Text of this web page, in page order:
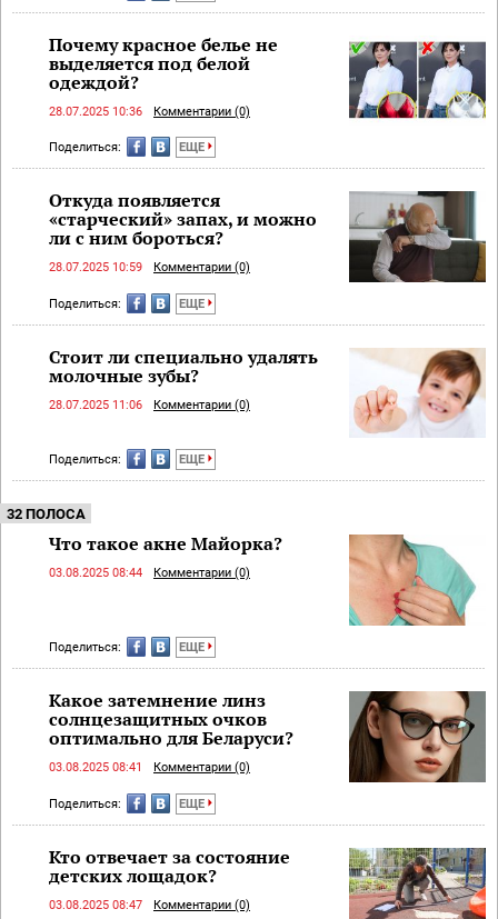
Почему красное белье не
выделяется под белой
одеждой?
28.07.2025 10:36 Комментарии (0)
Поделиться: ЕЩЕ
Откуда появляется
«старческий» запах, и можно
ли с ним бороться?
28.07.2025 10:59 Комментарии (0)
Поделиться: ЕЩЕ
Стоит ли специально удалять
молочные зубы?
28.07.2025 11:06 Комментарии (0)
Поделиться: ЕЩЕ
32 ПОЛОСА
Что такое акне Майорка?
03.08.2025 08:44 Комментарии (0)
Поделиться: ЕЩЕ
Какое затемнение линз
солнцезащитных очков
оптимально для Беларуси?
03.08.2025 08:41 Комментарии (0)
Поделиться: ЕЩЕ
Кто отвечает за состояние
детских лощадок?
03.08.2025 08:47 Комментарии (0)